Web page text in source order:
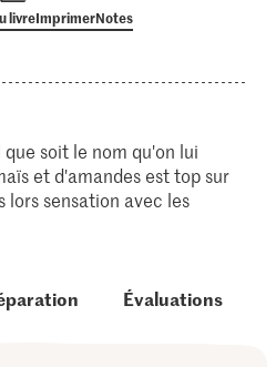
livreImprimerNotes
soit le nom qu'on lui
et d'amandes est top sur
lors sensation avec les
Évaluations